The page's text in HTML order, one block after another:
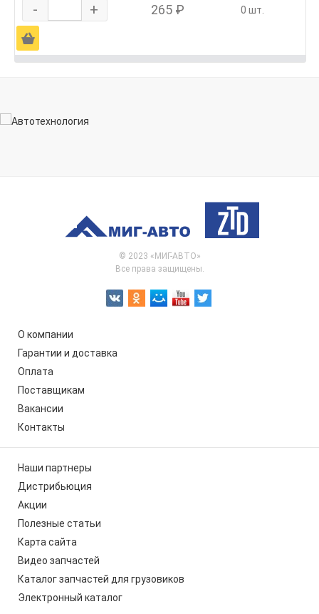
- + 265 ₽ 0 шт.
Ä
© 2023 «МИГ-АВТО»
Все права защищены.
О компании
Гарантии и доставка
Оплата
Поставщикам
Вакансии
Контакты
Наши партнеры
Дистрибьюция
Акции
Полезные статьи
Карта сайта
Видео запчастей
Каталог запчастей для грузовиков
Электронный каталог